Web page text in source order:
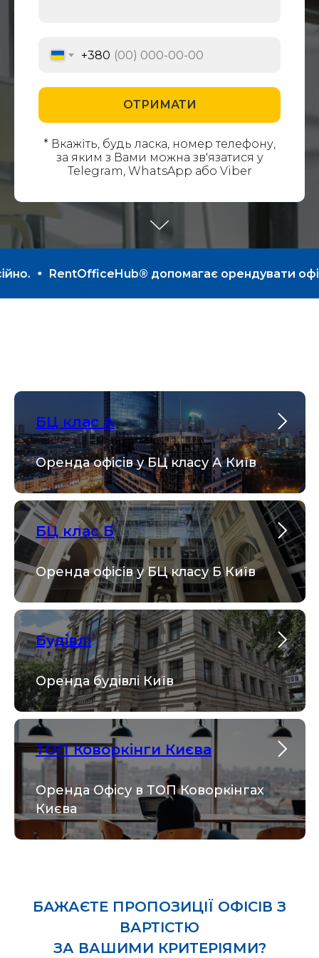
+380
ОТРИМАТИ
* Вкажіть, будь ласка, номер телефону,
за яким з Вами можна зв'язатися у
Telegram, WhatsApp або Viber
RentOfficeHub® допомагає орендувати
БЦ клас А
Оренда офісів у БЦ класу А Київ
БЦ клас Б
Оренда офісів у БЦ класу Б Київ
Будівлі
Оренда будівлі Київ
ТОП Коворкінги Києва
Оренда Офісу в ТОП Коворкінгах
Києва
БАЖАЄТЕ ПРОПОЗИЦІЇ ОФІСІВ З
ВАРТІСТЮ
ЗА ВАШИМИ КРИТЕРІЯМИ?